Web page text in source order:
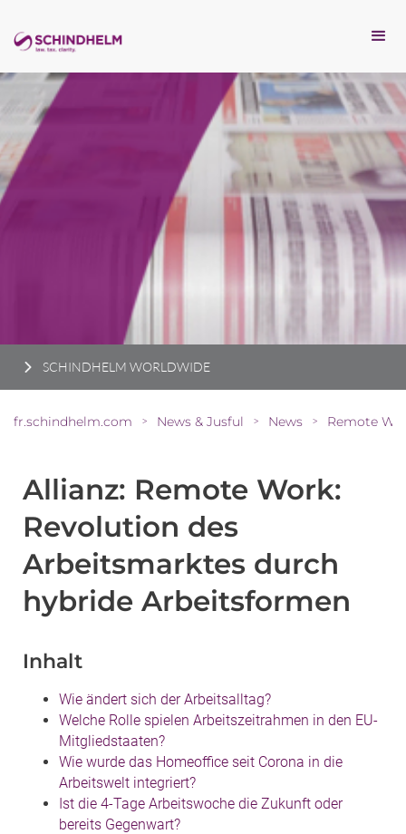
SCHINDHELM WORLDWIDE
fr.schindhelm.com > News & Jusful > News >
Allianz: Remote Work:
Revolution des
Arbeitsmarktes durch
hybride Arbeitsformen
Inhalt
Wie ändert sich der Arbeitsalltag?
Welche Rolle spielen Arbeitszeitrahmen in den EU-
Mitgliedstaaten?
Wie wurde das Homeoffice seit Corona in die
Arbeitswelt integriert?
Ist die 4-Tage Arbeitswoche die Zukunft oder
bereits Gegenwart?